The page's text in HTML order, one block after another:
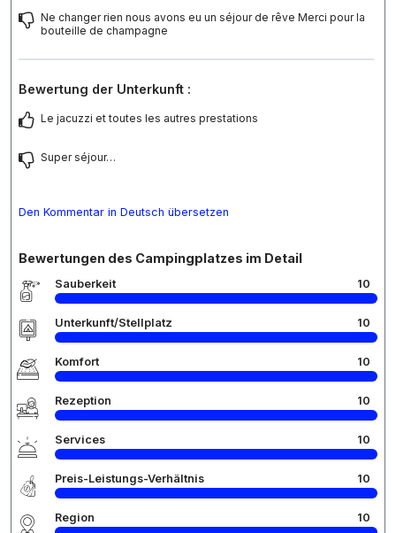
Ne changer rien nous avons eu un séjour de rêve Merci pour la
bouteille de champagne
Bewertung der Unterkunft :
Le jacuzzi et toutes les autres prestations
Super séjour…
Den Kommentar in Deutsch übersetzen
Bewertungen des Campingplatzes im Detail
Sauberkeit 10
Unterkunft/Stellplatz 10
Komfort 10
Rezeption 10
Services 10
Preis-Leistungs-Verhältnis 10
Region 10